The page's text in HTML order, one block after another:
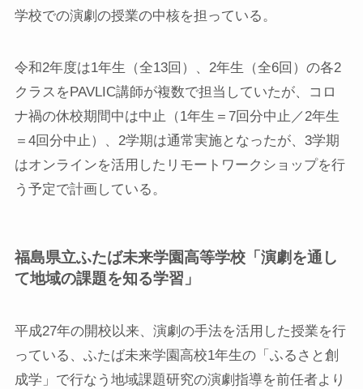
学校での演劇の授業の中核を担っている。
令和2年度は1年生（全13回）、2年生（全6回）の各2
クラスをPAVLIC講師が複数で担当していたが、コロ
ナ禍の休校期間中は中止（1年生＝7回分中止／2年生
＝4回分中止）、2学期は通常実施となったが、3学期
はオンラインを活用したリモートワークショップを行
う予定で計画している。
福島県立ふたば未来学園高等学校「演劇を通し
て地域の課題を知る学習」
平成27年の開校以来、演劇の手法を活用した授業を行
っている、ふたば未来学園高校1年生の「ふるさと創
成学」で行なう地域課題研究の演劇指導を前任者より